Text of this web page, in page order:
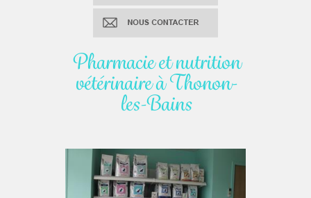
Pharmacie et nutrition
vétérinaire à Thonon-
les-Bains